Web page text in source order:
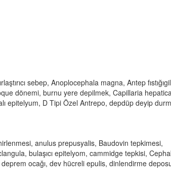
sebep, Anoplocephala magna, Antep
dönemi, burnu yere depilmek, Capillaria
epitelyum, D Tipi Özel Antrepo, depdüp deyip
anulus prepusyalis, Baudovin tepkimesi,
bulaşıcı epitelyom, cammidge tepkisi,
ocağı, dev hücreli epulis, dinlendirme